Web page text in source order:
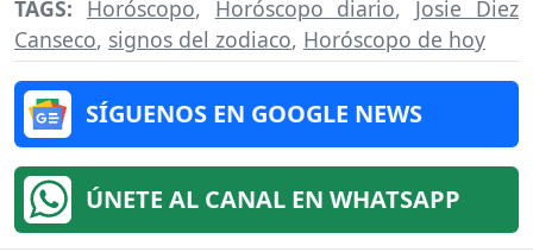
TAGS: Horóscopo, Horóscopo diario, Josie Diez
Canseco, signos del zodiaco, Horóscopo de hoy
SÍGUENOS EN GOOGLE NEWS
ÚNETE AL CANAL EN WHATSAPP